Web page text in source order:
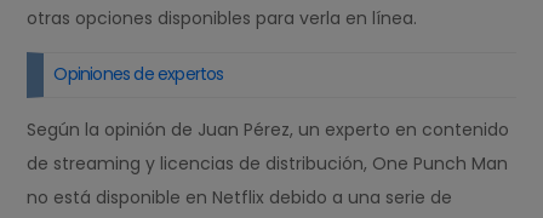
otras opciones disponibles para verla en línea.
Opiniones de expertos
Según la opinión de Juan Pérez, un experto en contenido
de streaming y licencias de distribución, One Punch Man
no está disponible en Netflix debido a una serie de